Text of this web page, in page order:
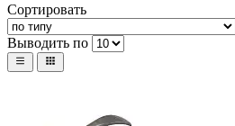
Сортировать
Выводить по